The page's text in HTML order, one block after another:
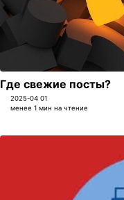
Где свежие посты?
2025-04 01
менее 1 мин на чтение